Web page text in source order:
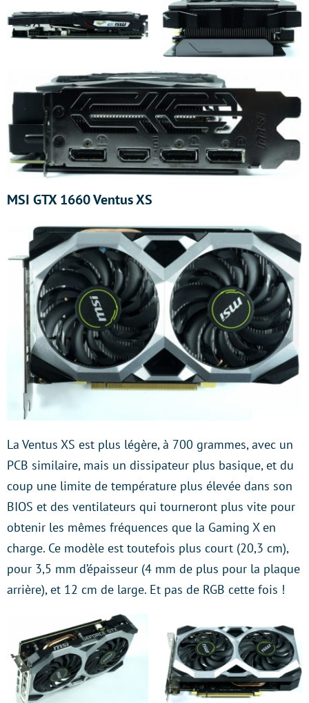
MSI GTX 1660 Ventus XS
La Ventus XS est plus légère, à 700 grammes, avec un
PCB similaire, mais un dissipateur plus basique, et du
coup une limite de température plus élevée dans son
BIOS et des ventilateurs qui tourneront plus vite pour
obtenir les mêmes fréquences que la Gaming X en
charge. Ce modèle est toutefois plus court (20,3 cm),
pour 3,5 mm d’épaisseur (4 mm de plus pour la plaque
arrière), et 12 cm de large. Et pas de RGB cette fois !